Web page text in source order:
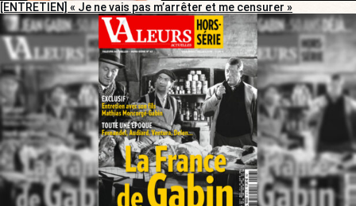
[ENTRETIEN] « Je ne vais pas m’arrêter et me censurer »